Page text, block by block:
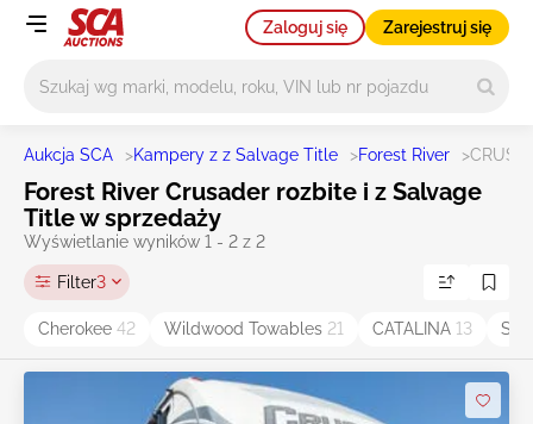
Zaloguj się Zarejestruj się
Aukcja SCA >Kampery z z Salvage Title >Forest River >
Forest River Crusader rozbite i z Salvage
Title w sprzedaży
Wyświetlanie wyników 1 - 2 z 2
Filter3
Cherokee 42 Wildwood Towables 21 CATALINA 13